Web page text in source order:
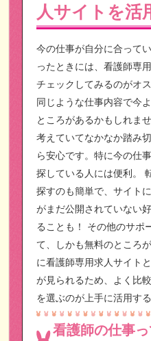
人サイトを活
今の仕事が自分に合って
ったときには、看護師専
チェックしてみるのがオス
同じような仕事内容で今
ところがあるかもしれませ
考えていてなかなか踏み
ら安心です。特に今の仕
探している人には便利。
探すのも簡単で、サイト
がまだ公開されていない
ることも！
その他のサポ
て、しかも無料のところ
に看護師専用求人サイト
が見られるため、よく比
を選ぶのが上手に活用する
看護師の仕事